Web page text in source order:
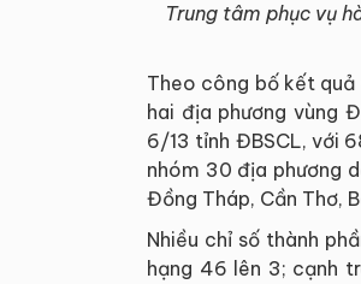
Trung tâm phục vụ
Theo công bố kết quả
hai địa phương vùng
6/13 tỉnh ĐBSCL, với
nhóm 30 địa phương
Đồng Tháp, Cần Thơ,
Nhiều chỉ số thành
hạng 46 lên 3; cạnh